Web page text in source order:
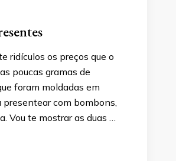
ridículos os preços que o
poucas gramas de
foram moldadas em
presentear com bombons,
Vou te mostrar as duas …